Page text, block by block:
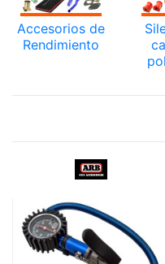
Accesorios de
Rendimiento